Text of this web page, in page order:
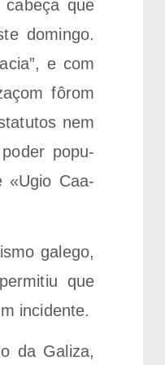
cabeça que
domin­go.
e com
fôrom
nem
poder popu­
«Ugio Caa­
gale­go,
que
incidente.
da Gali­za,